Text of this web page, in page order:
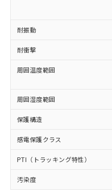
耐振動
耐衝撃
周囲温度範囲
周囲湿度範囲
保護構造
感電保護クラス
PTI（トラッキング特性）
汚染度
正式な納期状
様のお取引先
ムロン制御機
オムロン制御
販売ネ
事前の承諾な
示しないよう
マイパーツ機
ビス）をご利
メンバーズに
あります。
お客様が当ウ
登録された部
および当社の
(PBDE) 1000ppm以下、
ル) (DEHP)(別名：DOP)
（DBP） 1000ppm以下
但し、RoHS指令で産業
フタル酸エステル類の４
図的な使用がないことを
※2 対応予定月
部品在庫の切り替え
月が前後すること
※3 非含有証明
ニル類) : 1000ppm、
イソブチル) : 1000ppm
DEHP(フタル酸ビス(2-
「ｅ」：有害物質（
準値以下であるこ
「10」：通常の使
質が外部に漏えい
及ぼさない年数を意
い合わせください。
当社は規制貨
全に破砕する
いよう必要な
当社は貴社製
ル、化学兵器
武器並びにこ
当社は、貴社
場合は、上記
該第三者に通
販売先および
り引きをいた
一定数以
一定数に
在庫なし
いては、
たはお客
機器販売
白
受注生産
情報を公